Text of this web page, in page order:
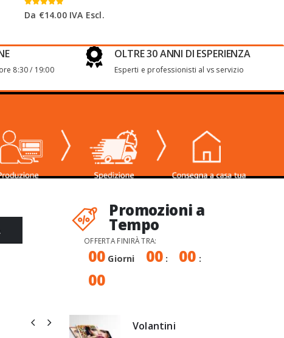
0 Su 5
Da €14.00IVA Escl.
8:30 / 19:00
OLTRE 30 ANNI DI ESPERIENZA
Esperti e professionisti al vs servizio
Promozioni a
Tempo
OFFERTA FINIRÀ TRA:
00 Giorni 00 : 00 :
00
Volantini